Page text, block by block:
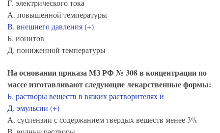
Г. электрического тока
А. повышенной температуры
В. внешнего давления (+)
Б. ионитов
Д. пониженной температуры
На основании приказа МЗ РФ № 308 в концентрации по
массе изготавливают следующие лекарственные формы:
Б. растворы веществ в вязких растворителях и
Д. эмульсии (+)
А. суспензии с содержанием твердых веществ менее 3%